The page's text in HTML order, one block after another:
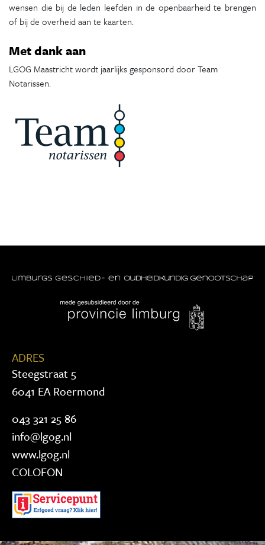
wensen die bij de leden leefden in de openbaarheid te brengen
of bij de overheid aan te kaarten.
Met dank aan
LGOG Maastricht wordt jaarlijks gesponsord door Team
Notarissen.
ADRES
Steegstraat 5
6041 EA Roermond
043 321 25 86
info@lgog.nl
www.lgog.nl
COLOFON